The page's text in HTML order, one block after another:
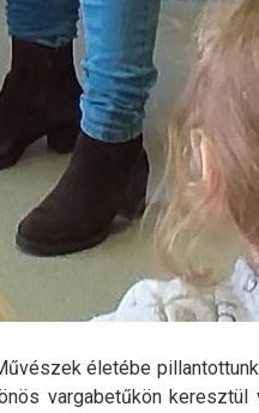
életébe
vargabetűkön